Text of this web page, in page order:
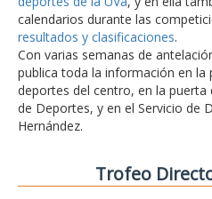
calendarios durante las
resultados y clasificaciones.
Con varias semanas de
publica toda la información en la
deportes del centro, en la puerta
de Deportes, y en el Servicio de
Hernández.
Trofeo